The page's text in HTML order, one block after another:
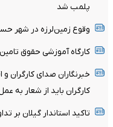
پلمب شد
وقوع زمین‌لرزه در شهر
کارگاه آموزشی حقوق
خبرنگاران صدای
کارگران باید از شعار به
تاکید استاندار گیلان بر